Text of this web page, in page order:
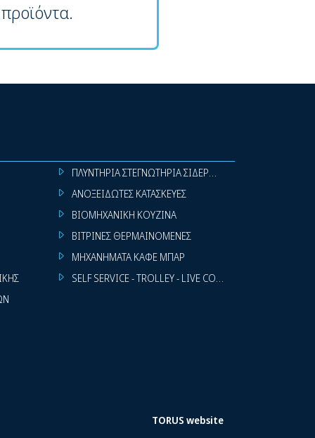
ΠΛΥΝΤΗΡΙΑ ΣΤΕΓΝΩΤΗΡΙΑ ΣΙΔΕΡΩΤΗΡΙΑ ΡΟΥΧΩΝ
ΑΝΟΞΕΙΔΩΤΕΣ ΚΑΤΑΣΚΕΥΕΣ
ΒΙΟΜΗΧΑΝΙΚΗ ΚΟΥΖΙΝΑ
ΒΙΤΡΙΝΕΣ ΘΕΡΜΑΙΝΟΜΕΝΕΣ
ΜΗΧΑΝΗΜΑΤΑ ΚΑΦΕ ΜΠΑΡ
SELF SERVICE - TROLLEY - LIVE COOKING
TORUS website